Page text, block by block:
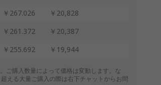
￥267.026
￥20,828
￥261.372
￥20,387
￥255.692 ￥19,944
ご購入数量によって価格は変動します。な
える大量ご購入の際は右下チャットからお問